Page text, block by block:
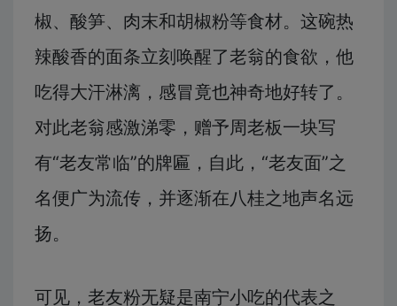
椒、酸笋、肉末和胡椒粉等食材。这碗热
辣酸香的面条立刻唤醒了老翁的食欲，他
吃得大汗淋漓，感冒竟也神奇地好转了。
对此老翁感激涕零，赠予周老板一块写
有“老友常临”的牌匾，自此，“老友面”之
名便广为流传，并逐渐在八桂之地声名远
扬。
可见，老友粉无疑是南宁小吃的代表之